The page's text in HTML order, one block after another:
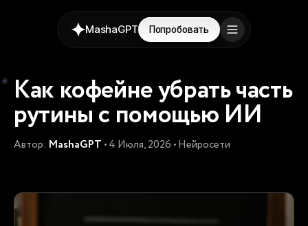
MashaGPT Попробовать
Как кофейне убрать часть
рутины с помощью ИИ
Автор: MashaGPT • 4 Июля, 2026 • Нейросети